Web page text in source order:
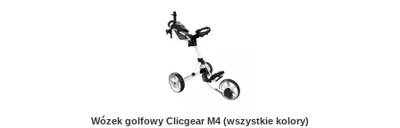
Wózek golfowy Clicgear M4 (wszystkie kolory)